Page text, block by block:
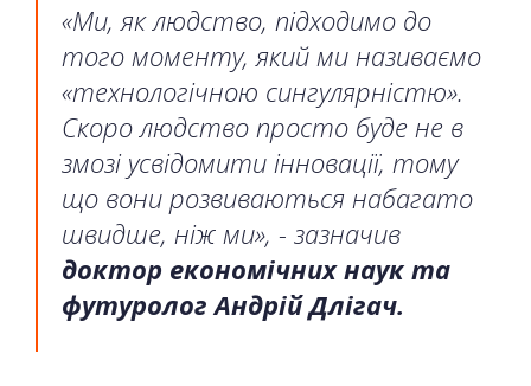
«Ми, як людство, підходимо до
того моменту, який ми називаємо
«технологічною сингулярністю».
Скоро людство просто буде не в
змозі усвідомити інновації, тому
що вони розвиваються набагато
швидше, ніж ми», - зазначив
доктор економічних наук та
футуролог Андрій Длігач.